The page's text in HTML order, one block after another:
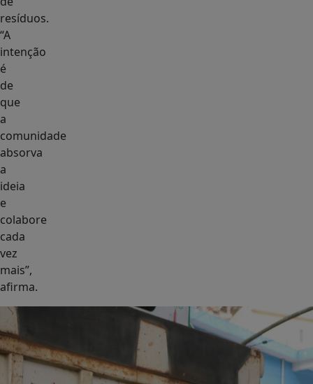
resíduos.
“A
intenção
é
de
que
a
comunidade
absorva
a
ideia
e
colabore
cada
vez
mais”,
afirma.